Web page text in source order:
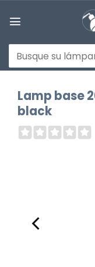
Buscar
por:
Lamp base
black